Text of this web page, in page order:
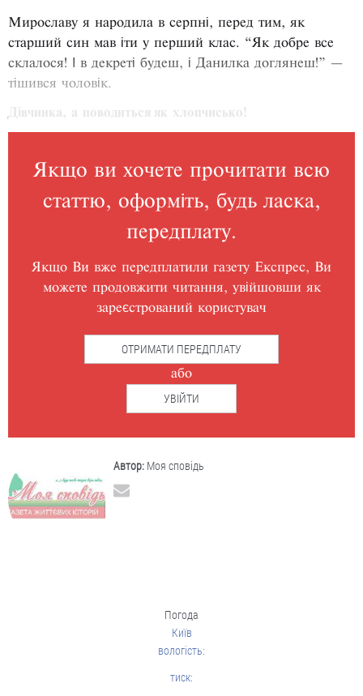
Мирославу я народила в серпні, перед тим, як
старший син мав іти у перший клас. “Як добре все
склалося! І в декреті будеш, і Данилка доглянеш!” —
тішився чоловік.
Дівчинка, а поводиться як хлопчисько!
Якщо ви хочете прочитати всю
статтю, оформіть, будь ласка,
передплату.
Якщо Ви вже передплатили газету Експрес, Ви
можете продовжити читання, увійшовши як
зареєстрований користувач
ОТРИМАТИ ПЕРЕДПЛАТУ
або
УВІЙТИ
Автор: Моя сповідь
Погода
Київ
вологість:
тиск: